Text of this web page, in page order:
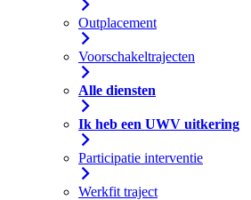
Outplacement
Voorschakeltrajecten
Alle diensten
Ik heb een UWV uitkering
Participatie interventie
Werkfit traject